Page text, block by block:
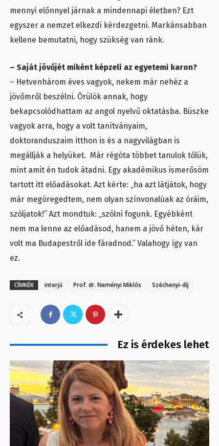
mennyi előnnyel járnak a mindennapi életben? Ezt
egyszer a nemzet elkezdi kérdezgetni. Markánsabban
kellene bemutatni, hogy szükség van ránk.
– Saját jövőjét miként képzeli az egyetemi karon?
– Hetvenhárom éves vagyok, nekem már nehéz a
jövőmről beszélni. Örülök annak, hogy
bekapcsolódhattam az angol nyelvű oktatásba. Büszke
vagyok arra, hogy a volt tanítványaim,
doktoranduszaim itthon is és a nagyvilágban is
megállják a helyüket. Már régóta többet tanulok tőlük,
mint amit én tudok átadni. Egy akadémikus ismerősöm
tartott itt előadásokat. Azt kérte: „ha azt látjátok, hogy
már megöregedtem, nem olyan színvonalúak az óráim,
szóljatok!” Azt mondtuk: „szólni fogunk. Egyébként
nem ma lenne az előadásod, hanem a jövő héten, kár
volt ma Budapestről ide fáradnod.” Valahogy így van
ez.
CÍMKÉK interjú Prof. dr. Neményi Miklós Széchenyi-díj
Ez is érdekes lehet